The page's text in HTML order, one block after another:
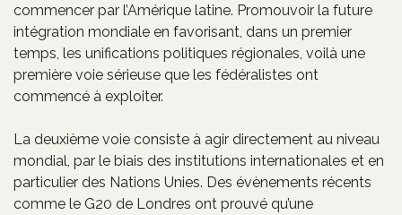
commencer par l’Amérique latine. Promouvoir la future
intégration mondiale en favorisant, dans un premier
temps, les unifications politiques régionales, voilà une
première voie sérieuse que les fédéralistes ont
commencé à exploiter.
La deuxième voie consiste à agir directement au niveau
mondial, par le biais des institutions internationales et en
particulier des Nations Unies. Des évènements récents
comme le G20 de Londres ont prouvé qu’une